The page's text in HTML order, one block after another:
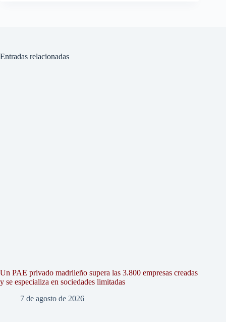
Entradas relacionadas
Un PAE privado madrileño supera las 3.800 empresas creadas
y se especializa en sociedades limitadas
7 de agosto de 2026